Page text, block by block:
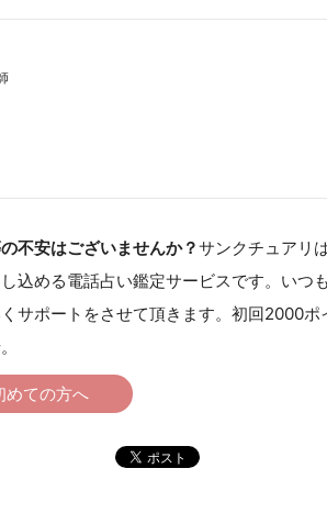
不安はございませんか？サンクチュアリ
込める電話占い鑑定サービスです。いつ
サポートをさせて頂きます。初回2000ポ
めての方へ